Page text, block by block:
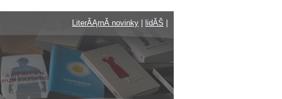
LiterĂĄrnĂ­ novinky
lidĂŠ